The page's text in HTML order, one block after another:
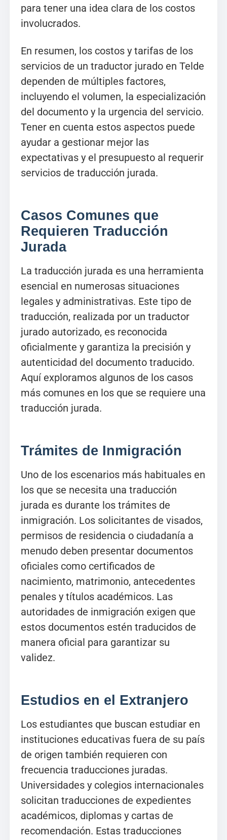
para tener una idea clara de los costos
involucrados.
En resumen, los costos y tarifas de los
servicios de un traductor jurado en Telde
dependen de múltiples factores,
incluyendo el volumen, la especialización
del documento y la urgencia del servicio.
Tener en cuenta estos aspectos puede
ayudar a gestionar mejor las
expectativas y el presupuesto al requerir
servicios de traducción jurada.
Casos Comunes que
Requieren Traducción
Jurada
La traducción jurada es una herramienta
esencial en numerosas situaciones
legales y administrativas. Este tipo de
traducción, realizada por un traductor
jurado autorizado, es reconocida
oficialmente y garantiza la precisión y
autenticidad del documento traducido.
Aquí exploramos algunos de los casos
más comunes en los que se requiere una
traducción jurada.
Trámites de Inmigración
Uno de los escenarios más habituales en
los que se necesita una traducción
jurada es durante los trámites de
inmigración. Los solicitantes de visados,
permisos de residencia o ciudadanía a
menudo deben presentar documentos
oficiales como certificados de
nacimiento, matrimonio, antecedentes
penales y títulos académicos. Las
autoridades de inmigración exigen que
estos documentos estén traducidos de
manera oficial para garantizar su
validez.
Estudios en el Extranjero
Los estudiantes que buscan estudiar en
instituciones educativas fuera de su país
de origen también requieren con
frecuencia traducciones juradas.
Universidades y colegios internacionales
solicitan traducciones de expedientes
académicos, diplomas y cartas de
recomendación. Estas traducciones